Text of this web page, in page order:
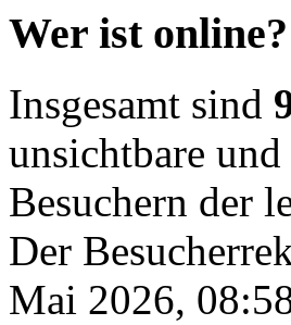
Wer ist online?
Insgesamt sind
unsichtbare
Besuchern der
Der
Mai 2026,